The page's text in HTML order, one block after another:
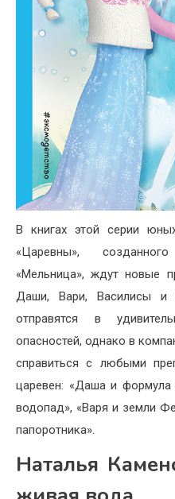
В книгах этой серии
«Царевны»,
«Мельница», ждут новые
Даши, Вари, Василисы и
отправятся в
опасностей, однако в
справиться с любыми
царевен: «Даша и формула
водопад», «Варя и земли
папоротника».
Наталья